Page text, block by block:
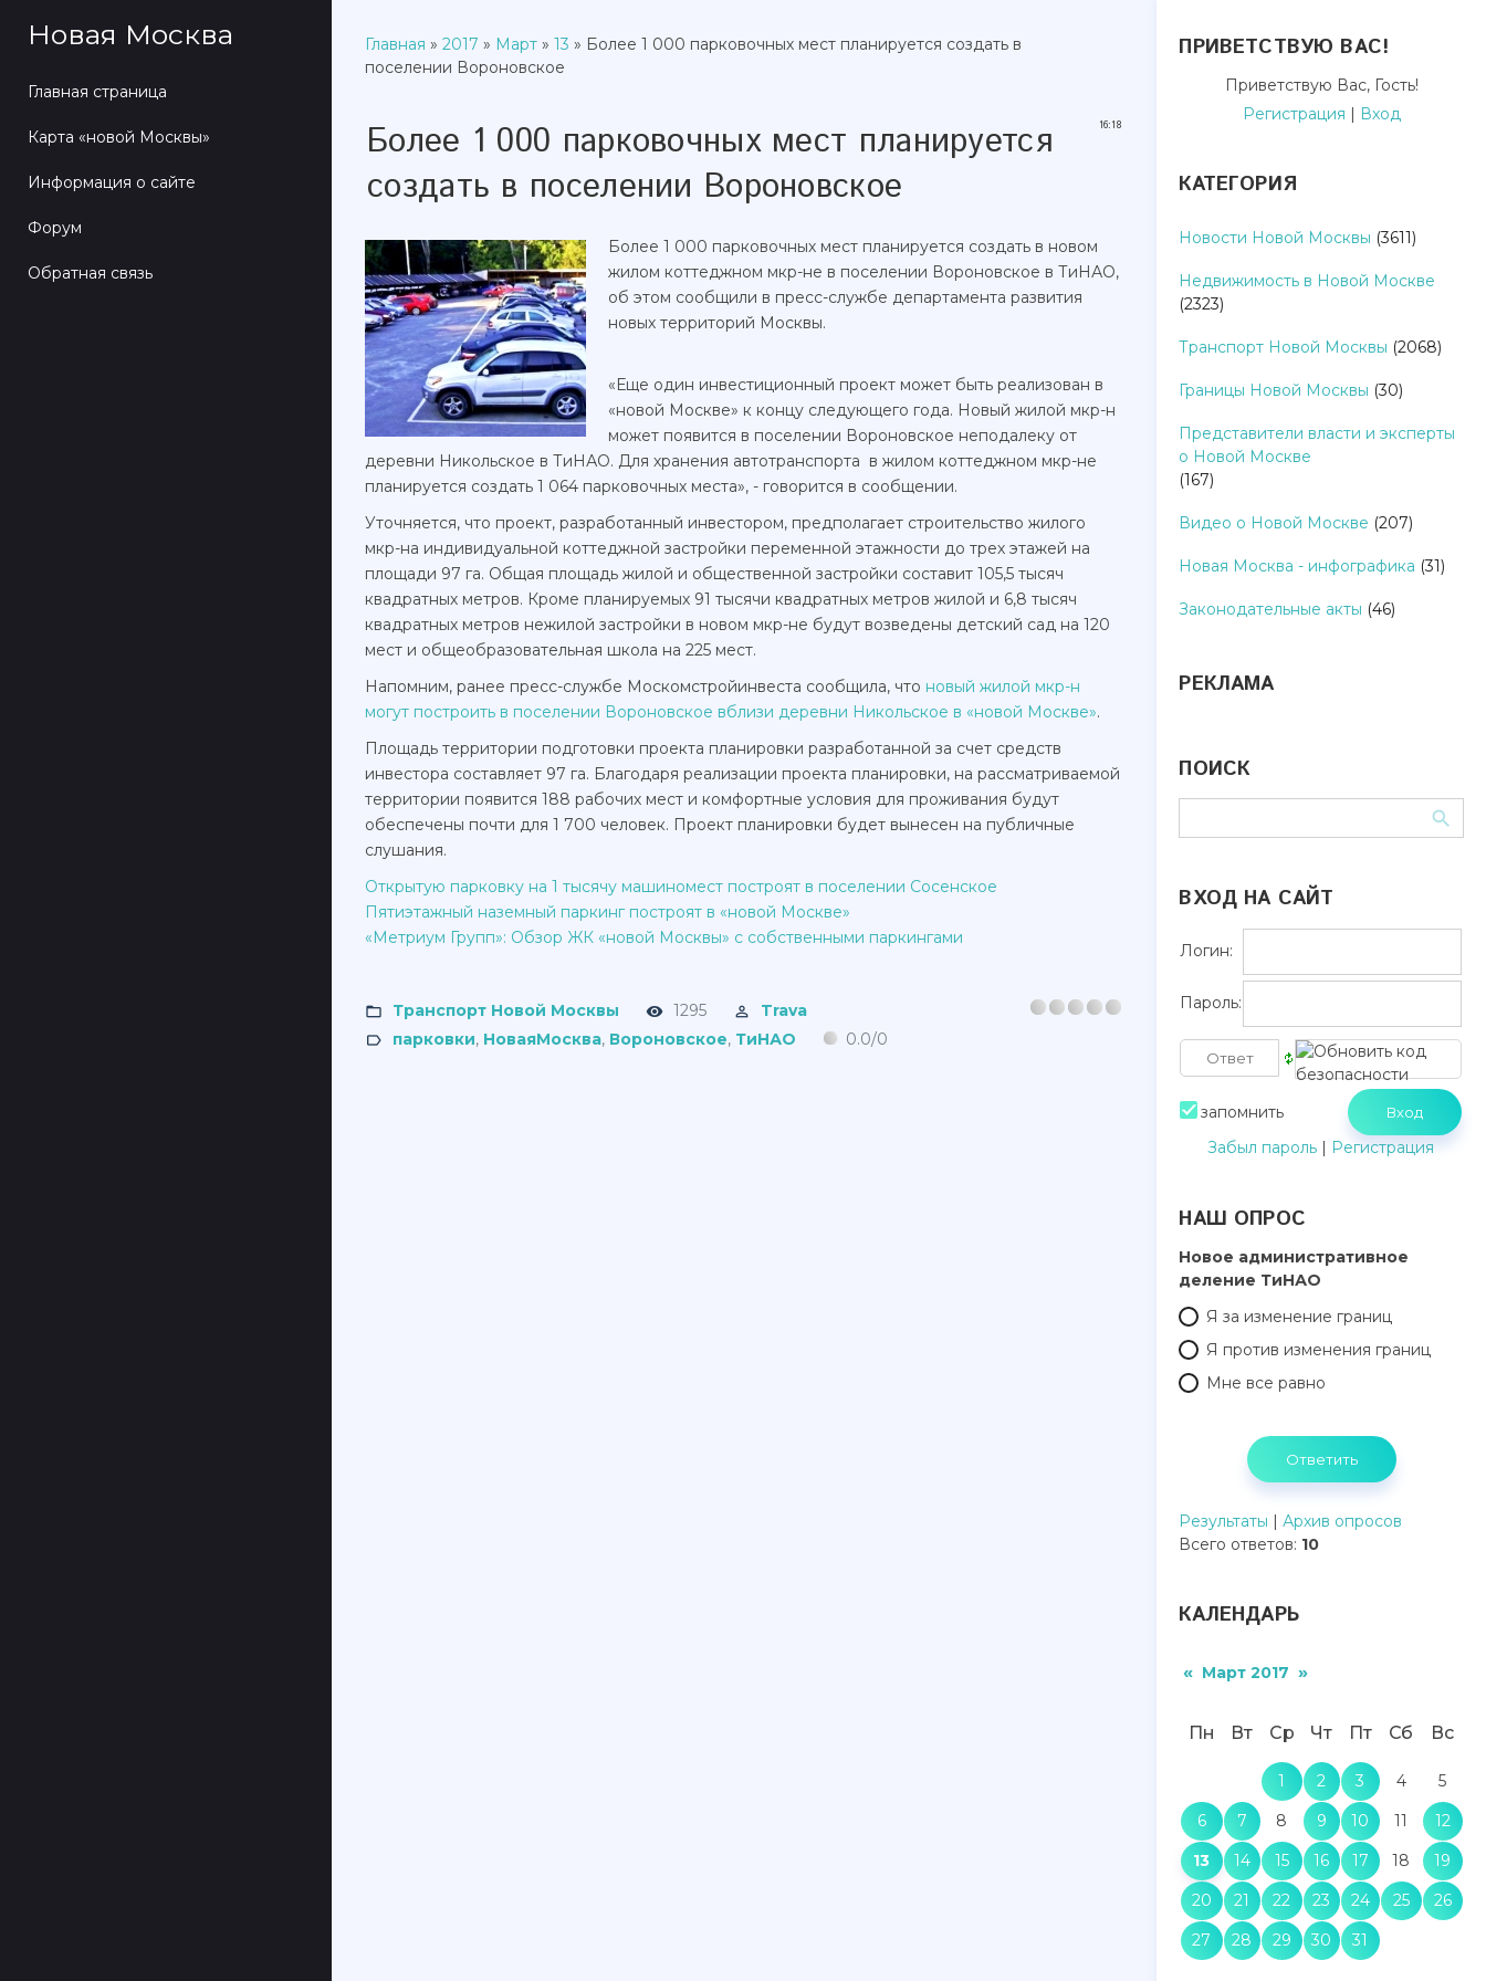
Новая Москва
Главная страница
Карта «новой Москвы»
Информация о сайте
Форум
Обратная связь
Главная » 2017 » Март » 13 » Более 1 000 парковочных мест планируется создать в
поселении Вороновское
16:18
Более 1 000 парковочных мест планируется
создать в поселении Вороновское
Более 1 000 парковочных мест планируется создать в новом
жилом коттеджном мкр-не в поселении Вороновское в ТиНАО,
об этом сообщили в пресс-службе департамента развития
новых территорий Москвы.
«Еще один инвестиционный проект может быть реализован в
«новой Москве» к концу следующего года. Новый жилой мкр-н
может появится в поселении Вороновское неподалеку от
деревни Никольское в ТиНАО. Для хранения автотранспорта в жилом коттеджном мкр-не
планируется создать 1 064 парковочных места», - говорится в сообщении.
Уточняется, что проект, разработанный инвестором, предполагает строительство жилого
мкр-на индивидуальной коттеджной застройки переменной этажности до трех этажей на
площади 97 га. Общая площадь жилой и общественной застройки составит 105,5 тысяч
квадратных метров. Кроме планируемых 91 тысячи квадратных метров жилой и 6,8 тысяч
квадратных метров нежилой застройки в новом мкр-не будут возведены детский сад на 120
мест и общеобразовательная школа на 225 мест.
Напомним, ранее пресс-службе Москомстройинвеста сообщила, что новый жилой мкр-н
могут построить в поселении Вороновское вблизи деревни Никольское в «новой Москве».
Площадь территории подготовки проекта планировки разработанной за счет средств
инвестора составляет 97 га. Благодаря реализации проекта планировки, на рассматриваемой
территории появится 188 рабочих мест и комфортные условия для проживания будут
обеспечены почти для 1 700 человек. Проект планировки будет вынесен на публичные
слушания.
Открытую парковку на 1 тысячу машиномест построят в поселении Сосенское
Пятиэтажный наземный паркинг построят в «новой Москве»
«Метриум Групп»: Обзор ЖК «новой Москвы» с собственными паркингами
Транспорт Новой Москвы 1295
Trava
парковки, НоваяМосква, Вороновское, ТиНАО 0.0/0
ПРИВЕТСТВУЮ ВАС!
Приветствую Вас, Гость!
Регистрация | Вход
КАТЕГОРИЯ
Новости Новой Москвы (3611)
Недвижимость в Новой Москве
(2323)
Транспорт Новой Москвы (2068)
Границы Новой Москвы (30)
Представители власти и эксперты
о Новой Москве
(167)
Видео о Новой Москве (207)
Новая Москва - инфографика (31)
Законодательные акты (46)
РЕКЛАМА
ПОИСК
ВХОД НА САЙТ
Логин:
Пароль:
запомнить
Забыл пароль | Регистрация
НАШ ОПРОС
Новое административное
деление ТиНАО
Я за изменение границ
Я против изменения границ
Мне все равно
Результаты |Архив опросов
Всего ответов: 10
КАЛЕНДАРЬ
« Март 2017 »
Пн Вт Ср Чт Пт Сб Вс
1 2 3 4
5
6
7 8 9 10 11
12
13
14 15 16 17 18
19
20
21 22 23 24 25
26
27
28 29 30 31